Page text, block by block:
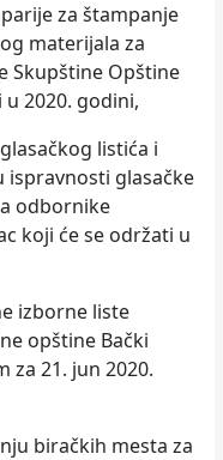
za štampanje
materijala za
Skupštine Opštine
2020. godini,
listića i
glasačke
odbornike
koji će se održati u
izborne liste
opštine Bački
za 21. jun 2020.
biračkih mesta za